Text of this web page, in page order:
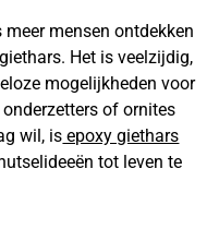
mensen ontdekken
Het is veelzijdig,
mogelijkheden voor
of ornites
wil, is epoxy giethars
tot leven te